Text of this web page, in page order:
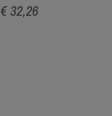
€ 32,26